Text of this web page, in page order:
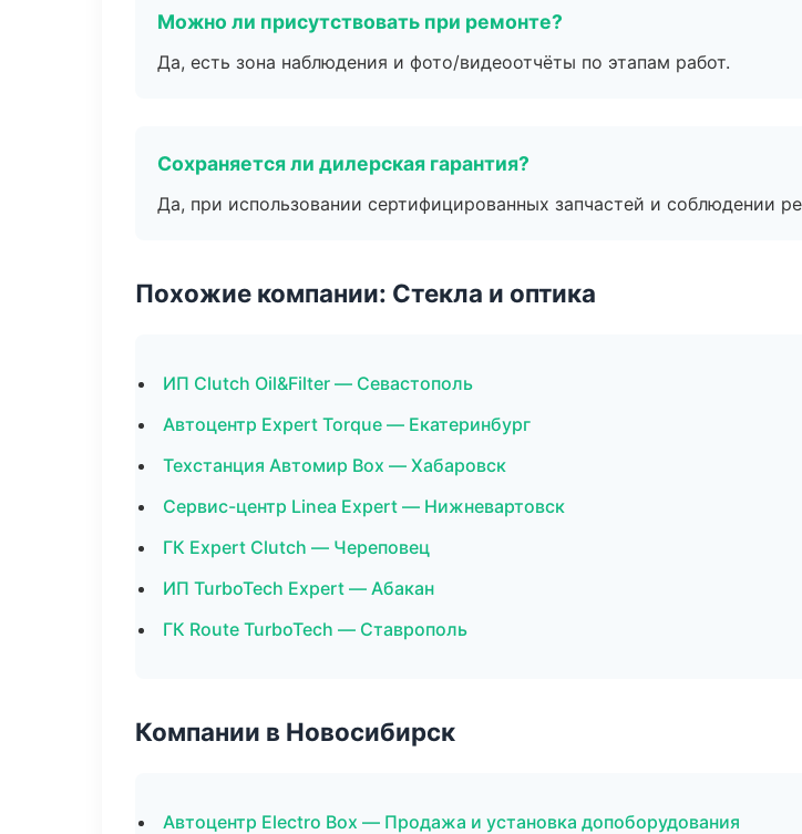
Можно ли присутствовать при ремонте?
Да, есть зона наблюдения и фото/видеоотчёты по этапам работ.
Сохраняется ли дилерская гарантия?
Да, при использовании сертифицированных запчастей и соблюдении
Похожие компании: Стекла и оптика
ИП Clutch Oil&Filter — Севастополь
Автоцентр Expert Torque — Екатеринбург
Техстанция Автомир Box — Хабаровск
Сервис-центр Linea Expert — Нижневартовск
ГК Expert Clutch — Череповец
ИП TurboTech Expert — Абакан
ГК Route TurboTech — Ставрополь
Компании в Новосибирск
Автоцентр Electro Box — Продажа и установка допоборудования